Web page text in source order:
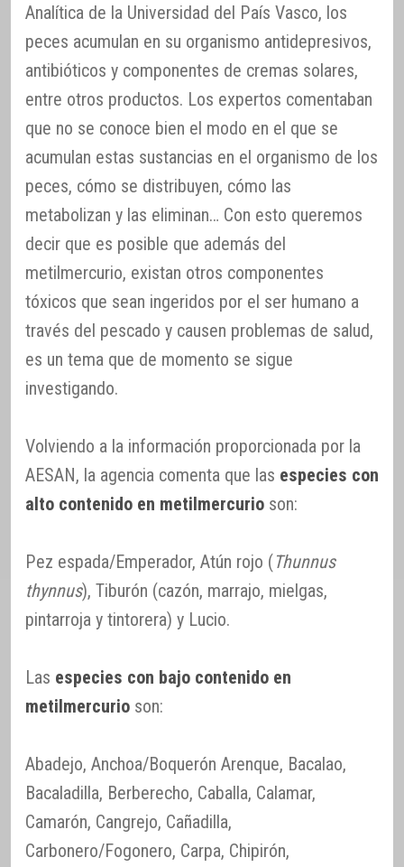
Analítica de la Universidad del País Vasco, los
peces acumulan en su organismo antidepresivos,
antibióticos y componentes de cremas solares,
entre otros productos. Los expertos comentaban
que no se conoce bien el modo en el que se
acumulan estas sustancias en el organismo de los
peces, cómo se distribuyen, cómo las
metabolizan y las eliminan… Con esto queremos
decir que es posible que además del
metilmercurio, existan otros componentes
tóxicos que sean ingeridos por el ser humano a
través del pescado y causen problemas de salud,
es un tema que de momento se sigue
investigando.
Volviendo a la información proporcionada por la
AESAN, la agencia comenta que las especies con
alto contenido en metilmercurio son:
Pez espada/Emperador, Atún rojo (Thunnus
thynnus), Tiburón (cazón, marrajo, mielgas,
pintarroja y tintorera) y Lucio.
Las especies con bajo contenido en
metilmercurio son:
Abadejo, Anchoa/Boquerón Arenque, Bacalao,
Bacaladilla, Berberecho, Caballa, Calamar,
Camarón, Cangrejo, Cañadilla,
Carbonero/Fogonero, Carpa, Chipirón,